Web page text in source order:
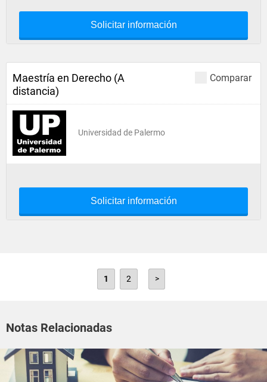
Solicitar información
Comparar
Maestría en Derecho (A
distancia)
Universidad de Palermo
Solicitar información
1 2 >
Notas Relacionadas